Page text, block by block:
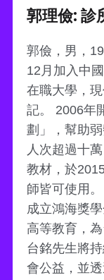
郭理儉: 診
郭儉，男，
12月加入中
在職大學，
記。 2006年
劃」，幫助
人次超過十
教材，於
師皆可使用
成立鴻海獎
高等教育，
台銘先生將
會公益，並